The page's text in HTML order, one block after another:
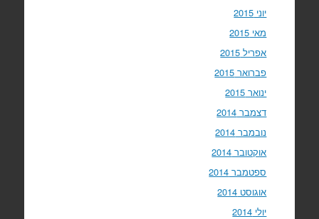
יוני 2015
מאי 2015
אפריל 2015
פברואר 2015
ינואר 2015
דצמבר 2014
נובמבר 2014
אוקטובר 2014
ספטמבר 2014
אוגוסט 2014
יולי 2014